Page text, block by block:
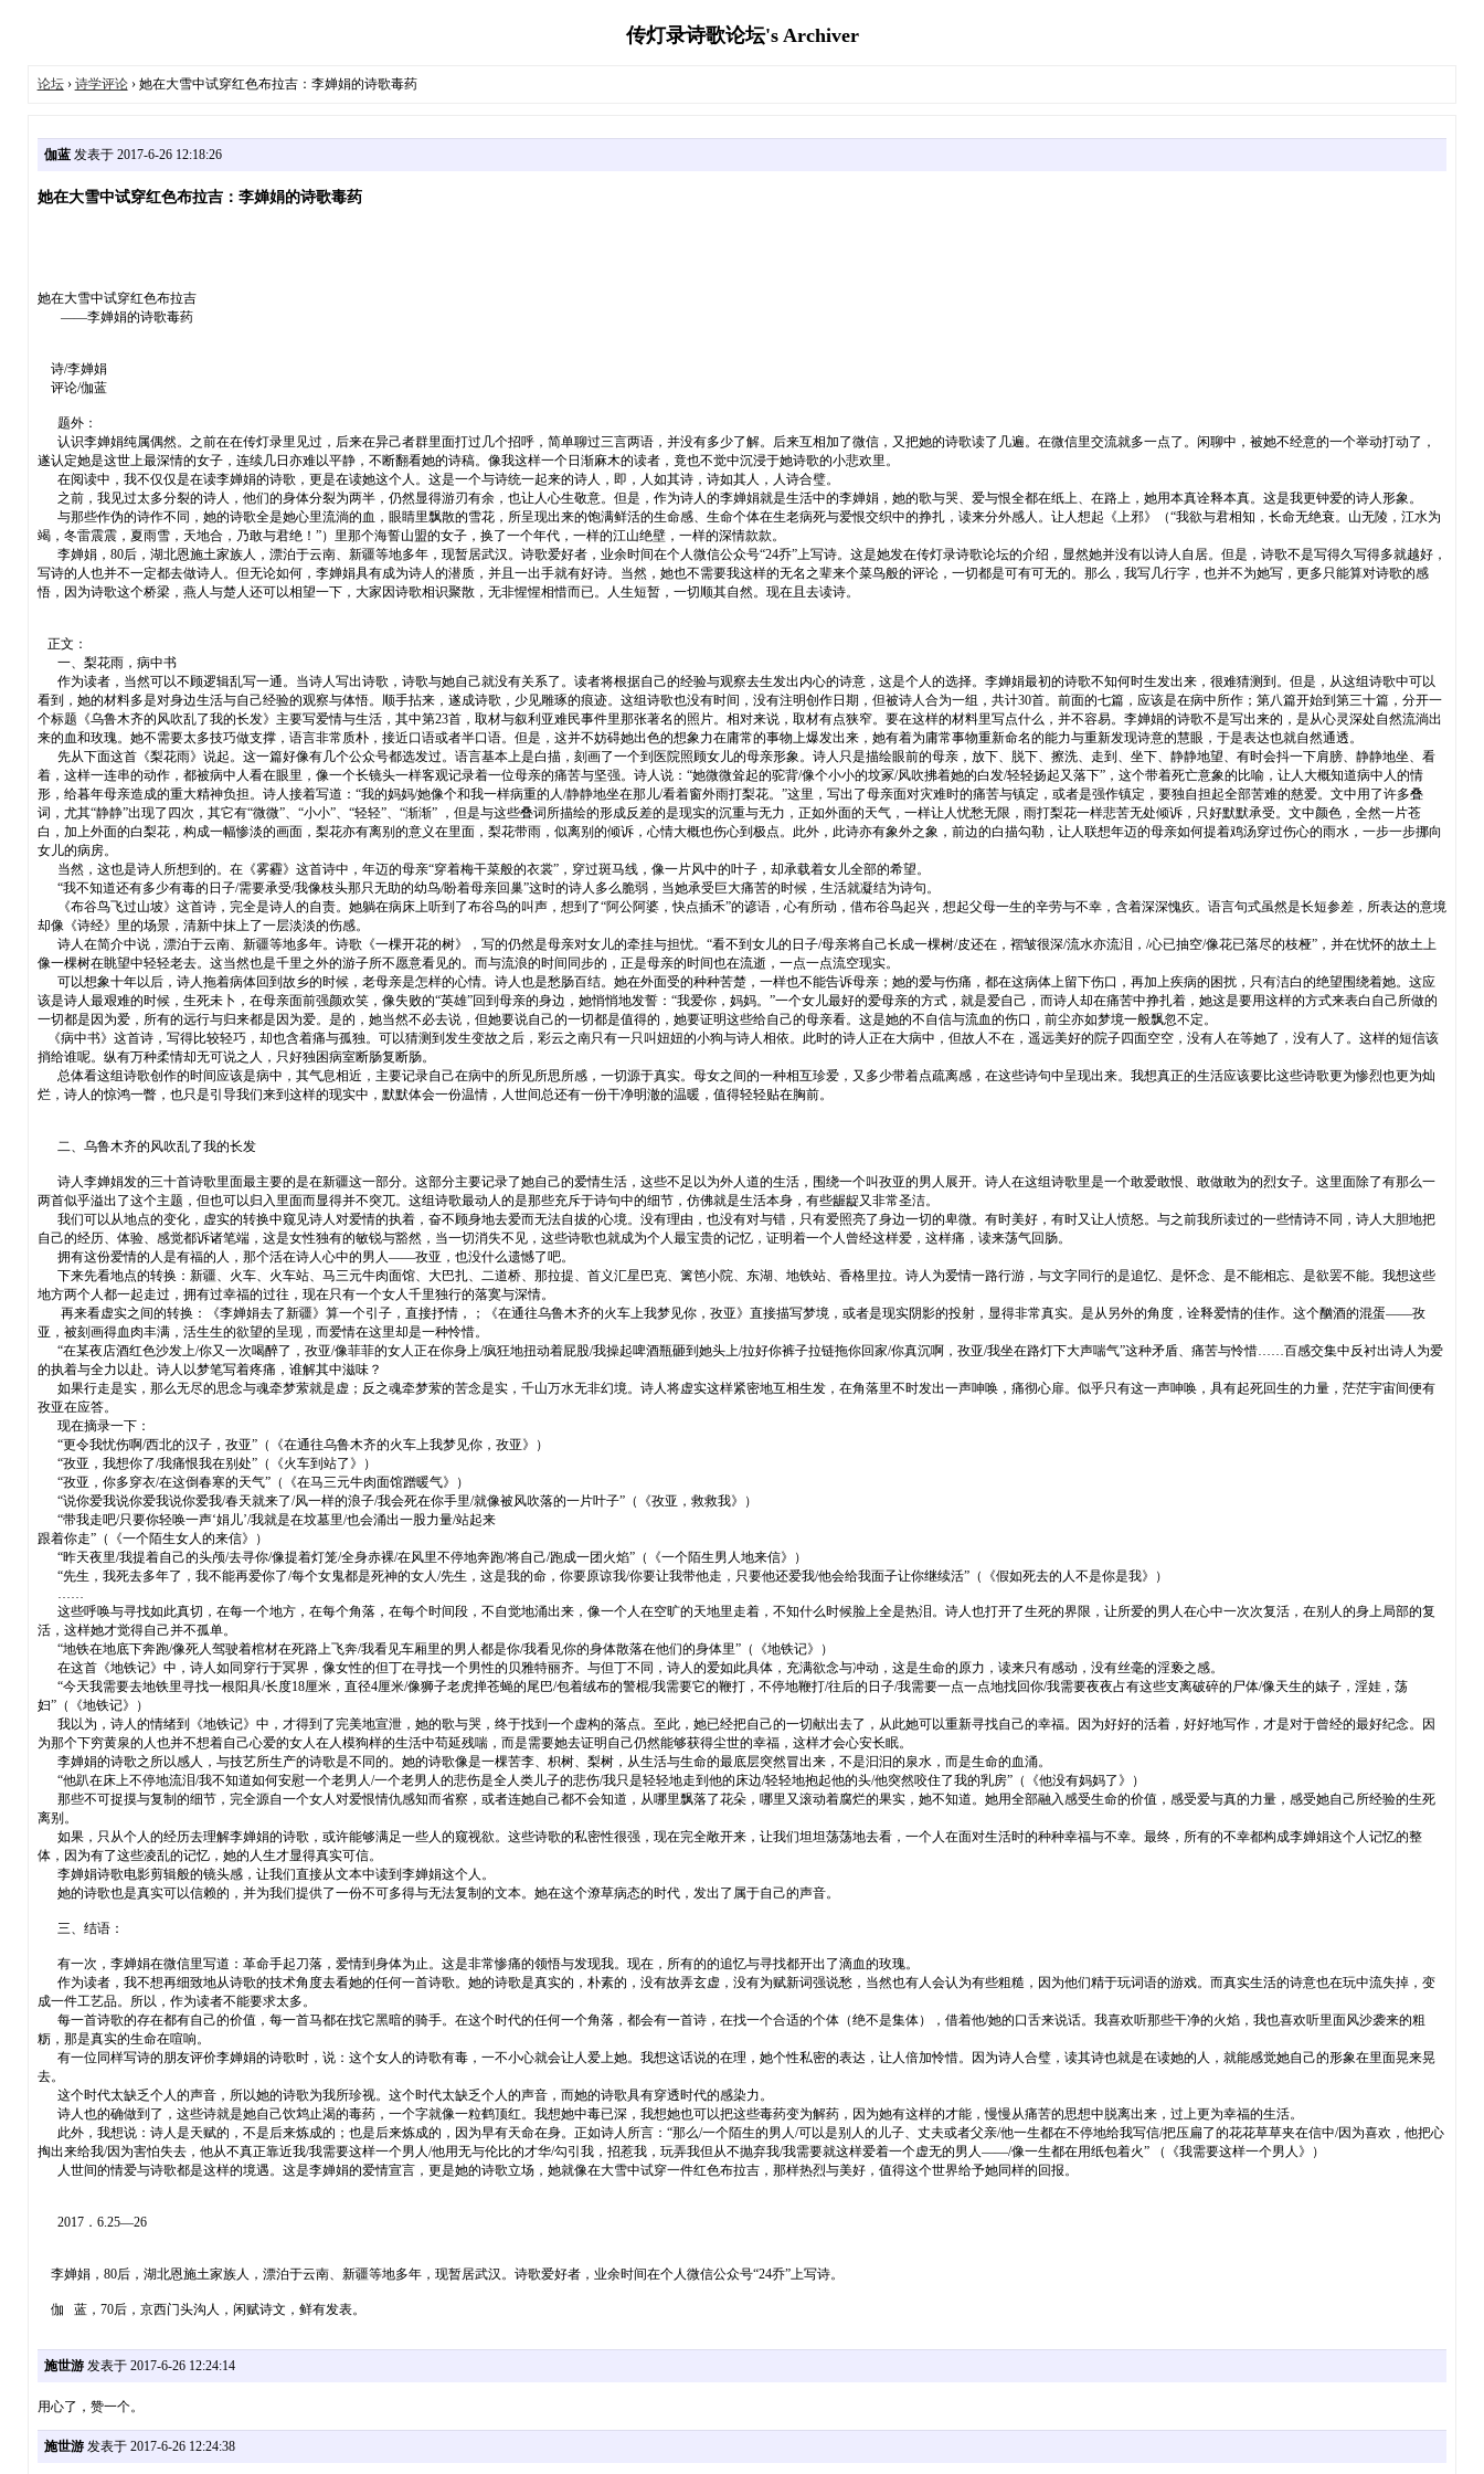
传灯录诗歌论坛's Archiver
论坛› 诗学评论› 她在大雪中试穿红色布拉吉：李婵娟的诗歌毒药
伽蓝发表于 2017-6-26 12:18:26
她在大雪中试穿红色布拉吉：李婵娟的诗歌毒药
她在大雪中试穿红色布拉吉
——李婵娟的诗歌毒药
诗/李婵娟
评论/伽蓝
题外：
认识李婵娟纯属偶然。之前在在传灯录里见过，后来在异己者群里面打过几个招呼，简单聊过三言两语，并没有多少了解。后来互相加了微信，又把她的诗歌读了几遍。在微信里交流就多一点了。闲聊中，被她不经意的一个举动打动了，
遂认定她是这世上最深情的女子，连续几日亦难以平静，不断翻看她的诗稿。像我这样一个日渐麻木的读者，竟也不觉中沉浸于她诗歌的小悲欢里。
在阅读中，我不仅仅是在读李婵娟的诗歌，更是在读她这个人。这是一个与诗统一起来的诗人，即，人如其诗，诗如其人，人诗合璧。
之前，我见过太多分裂的诗人，他们的身体分裂为两半，仍然显得游刃有余，也让人心生敬意。但是，作为诗人的李婵娟就是生活中的李婵娟，她的歌与哭、爱与恨全都在纸上、在路上，她用本真诠释本真。这是我更钟爱的诗人形象。
与那些作伪的诗作不同，她的诗歌全是她心里流淌的血，眼睛里飘散的雪花，所呈现出来的饱满鲜活的生命感、生命个体在生老病死与爱恨交织中的挣扎，读来分外感人。让人想起《上邪》（“我欲与君相知，长命无绝衰。山无陵，江水为
竭，冬雷震震，夏雨雪，天地合，乃敢与君绝！”）里那个海誓山盟的女子，换了一个年代，一样的江山绝壁，一样的深情款款。
李婵娟，80后，湖北恩施土家族人，漂泊于云南、新疆等地多年，现暂居武汉。诗歌爱好者，业余时间在个人微信公众号“24乔”上写诗。这是她发在传灯录诗歌论坛的介绍，显然她并没有以诗人自居。但是，诗歌不是写得久写得多就越好，
写诗的人也并不一定都去做诗人。但无论如何，李婵娟具有成为诗人的潜质，并且一出手就有好诗。当然，她也不需要我这样的无名之辈来个菜鸟般的评论，一切都是可有可无的。那么，我写几行字，也并不为她写，更多只能算对诗歌的感
悟，因为诗歌这个桥梁，燕人与楚人还可以相望一下，大家因诗歌相识聚散，无非惺惺相惜而已。人生短暂，一切顺其自然。现在且去读诗。
正文：
一、梨花雨，病中书
作为读者，当然可以不顾逻辑乱写一通。当诗人写出诗歌，诗歌与她自己就没有关系了。读者将根据自己的经验与观察去生发出内心的诗意，这是个人的选择。李婵娟最初的诗歌不知何时生发出来，很难猜测到。但是，从这组诗歌中可以
看到，她的材料多是对身边生活与自己经验的观察与体悟。顺手拈来，遂成诗歌，少见雕琢的痕迹。这组诗歌也没有时间，没有注明创作日期，但被诗人合为一组，共计30首。前面的七篇，应该是在病中所作；第八篇开始到第三十篇，分开一
个标题《乌鲁木齐的风吹乱了我的长发》主要写爱情与生活，其中第23首，取材与叙利亚难民事件里那张著名的照片。相对来说，取材有点狭窄。要在这样的材料里写点什么，并不容易。李婵娟的诗歌不是写出来的，是从心灵深处自然流淌出
来的血和玫瑰。她不需要太多技巧做支撑，语言非常质朴，接近口语或者半口语。但是，这并不妨碍她出色的想象力在庸常的事物上爆发出来，她有着为庸常事物重新命名的能力与重新发现诗意的慧眼，于是表达也就自然通透。
先从下面这首《梨花雨》说起。这一篇好像有几个公众号都选发过。语言基本上是白描，刻画了一个到医院照顾女儿的母亲形象。诗人只是描绘眼前的母亲，放下、脱下、擦洗、走到、坐下、静静地望、有时会抖一下肩膀、静静地坐、看
着，这样一连串的动作，都被病中人看在眼里，像一个长镜头一样客观记录着一位母亲的痛苦与坚强。诗人说：“她微微耸起的驼背/像个小小的坟冢/风吹拂着她的白发/轻轻扬起又落下”，这个带着死亡意象的比喻，让人大概知道病中人的情
形，给暮年母亲造成的重大精神负担。诗人接着写道：“我的妈妈/她像个和我一样病重的人/静静地坐在那儿/看着窗外雨打梨花。”这里，写出了母亲面对灾难时的痛苦与镇定，或者是强作镇定，要独自担起全部苦难的慈爱。文中用了许多叠
词，尤其“静静”出现了四次，其它有“微微”、“小小”、“轻轻”、“渐渐” ，但是与这些叠词所描绘的形成反差的是现实的沉重与无力，正如外面的天气，一样让人忧愁无限，雨打梨花一样悲苦无处倾诉，只好默默承受。文中颜色，全然一片苍
白，加上外面的白梨花，构成一幅惨淡的画面，梨花亦有离别的意义在里面，梨花带雨，似离别的倾诉，心情大概也伤心到极点。此外，此诗亦有象外之象，前边的白描勾勒，让人联想年迈的母亲如何提着鸡汤穿过伤心的雨水，一步一步挪向
女儿的病房。
当然，这也是诗人所想到的。在《雾霾》这首诗中，年迈的母亲“穿着梅干菜般的衣裳”，穿过斑马线，像一片风中的叶子，却承载着女儿全部的希望。
“我不知道还有多少有毒的日子/需要承受/我像枝头那只无助的幼鸟/盼着母亲回巢”这时的诗人多么脆弱，当她承受巨大痛苦的时候，生活就凝结为诗句。
《布谷鸟飞过山坡》这首诗，完全是诗人的自责。她躺在病床上听到了布谷鸟的叫声，想到了“阿公阿婆，快点插禾”的谚语，心有所动，借布谷鸟起兴，想起父母一生的辛劳与不幸，含着深深愧疚。语言句式虽然是长短参差，所表达的意境
却像《诗经》里的场景，清新中抹上了一层淡淡的伤感。
诗人在简介中说，漂泊于云南、新疆等地多年。诗歌《一棵开花的树》，写的仍然是母亲对女儿的牵挂与担忧。“看不到女儿的日子/母亲将自己长成一棵树/皮还在，褶皱很深/流水亦流泪，/心已抽空/像花已落尽的枝桠”，并在忧怀的故土上
像一棵树在眺望中轻轻老去。这当然也是千里之外的游子所不愿意看见的。而与流浪的时间同步的，正是母亲的时间也在流逝，一点一点流空现实。
可以想象十年以后，诗人拖着病体回到故乡的时候，老母亲是怎样的心情。诗人也是愁肠百结。她在外面受的种种苦楚，一样也不能告诉母亲；她的爱与伤痛，都在这病体上留下伤口，再加上疾病的困扰，只有洁白的绝望围绕着她。这应
该是诗人最艰难的时候，生死未卜，在母亲面前强颜欢笑，像失败的“英雄”回到母亲的身边，她悄悄地发誓：“我爱你，妈妈。”一个女儿最好的爱母亲的方式，就是爱自己，而诗人却在痛苦中挣扎着，她这是要用这样的方式来表白自己所做的
一切都是因为爱，所有的远行与归来都是因为爱。是的，她当然不必去说，但她要说自己的一切都是值得的，她要证明这些给自己的母亲看。这是她的不自信与流血的伤口，前尘亦如梦境一般飘忽不定。
《病中书》这首诗，写得比较轻巧，却也含着痛与孤独。可以猜测到发生变故之后，彩云之南只有一只叫妞妞的小狗与诗人相依。此时的诗人正在大病中，但故人不在，遥远美好的院子四面空空，没有人在等她了，没有人了。这样的短信该
捎给谁呢。纵有万种柔情却无可说之人，只好独困病室断肠复断肠。
总体看这组诗歌创作的时间应该是病中，其气息相近，主要记录自己在病中的所见所思所感，一切源于真实。母女之间的一种相互珍爱，又多少带着点疏离感，在这些诗句中呈现出来。我想真正的生活应该要比这些诗歌更为惨烈也更为灿
烂，诗人的惊鸿一瞥，也只是引导我们来到这样的现实中，默默体会一份温情，人世间总还有一份干净明澈的温暖，值得轻轻贴在胸前。
二、乌鲁木齐的风吹乱了我的长发
诗人李婵娟发的三十首诗歌里面最主要的是在新疆这一部分。这部分主要记录了她自己的爱情生活，这些不足以为外人道的生活，围绕一个叫孜亚的男人展开。诗人在这组诗歌里是一个敢爱敢恨、敢做敢为的烈女子。这里面除了有那么一
两首似乎溢出了这个主题，但也可以归入里面而显得并不突兀。这组诗歌最动人的是那些充斥于诗句中的细节，仿佛就是生活本身，有些龌龊又非常圣洁。
我们可以从地点的变化，虚实的转换中窥见诗人对爱情的执着，奋不顾身地去爱而无法自拔的心境。没有理由，也没有对与错，只有爱照亮了身边一切的卑微。有时美好，有时又让人愤怒。与之前我所读过的一些情诗不同，诗人大胆地把
自己的经历、体验、感觉都诉诸笔端，这是女性独有的敏锐与豁然，当一切消失不见，这些诗歌也就成为个人最宝贵的记忆，证明着一个人曾经这样爱，这样痛，读来荡气回肠。
拥有这份爱情的人是有福的人，那个活在诗人心中的男人——孜亚，也没什么遗憾了吧。
下来先看地点的转换：新疆、火车、火车站、马三元牛肉面馆、大巴扎、二道桥、那拉提、首义汇星巴克、篱笆小院、东湖、地铁站、香格里拉。诗人为爱情一路行游，与文字同行的是追忆、是怀念、是不能相忘、是欲罢不能。我想这些
地方两个人都一起走过，拥有过幸福的过往，现在只有一个女人千里独行的落寞与深情。
再来看虚实之间的转换：《李婵娟去了新疆》算一个引子，直接抒情，；《在通往乌鲁木齐的火车上我梦见你，孜亚》直接描写梦境，或者是现实阴影的投射，显得非常真实。是从另外的角度，诠释爱情的佳作。这个酗酒的混蛋——孜
亚，被刻画得血肉丰满，活生生的欲望的呈现，而爱情在这里却是一种怜惜。
“在某夜店酒红色沙发上/你又一次喝醉了，孜亚/像菲菲的女人正在你身上/疯狂地扭动着屁股/我操起啤酒瓶砸到她头上/拉好你裤子拉链拖你回家/你真沉啊，孜亚/我坐在路灯下大声喘气”这种矛盾、痛苦与怜惜……百感交集中反衬出诗人为爱
的执着与全力以赴。诗人以梦笔写着疼痛，谁解其中滋味？
如果行走是实，那么无尽的思念与魂牵梦萦就是虚；反之魂牵梦萦的苦念是实，千山万水无非幻境。诗人将虚实这样紧密地互相生发，在角落里不时发出一声呻唤，痛彻心扉。似乎只有这一声呻唤，具有起死回生的力量，茫茫宇宙间便有
孜亚在应答。
现在摘录一下：
“更令我忧伤啊/西北的汉子，孜亚”（《在通往乌鲁木齐的火车上我梦见你，孜亚》）
“孜亚，我想你了/我痛恨我在别处”（《火车到站了》）
“孜亚，你多穿衣/在这倒春寒的天气”（《在马三元牛肉面馆蹭暖气》）
“说你爱我说你爱我说你爱我/春天就来了/风一样的浪子/我会死在你手里/就像被风吹落的一片叶子”（《孜亚，救救我》）
“带我走吧/只要你轻唤一声‘娟儿’/我就是在坟墓里/也会涌出一股力量/站起来
跟着你走”（《一个陌生女人的来信》）
“昨天夜里/我提着自己的头颅/去寻你/像提着灯笼/全身赤裸/在风里不停地奔跑/将自己/跑成一团火焰”（《一个陌生男人地来信》）
“先生，我死去多年了，我不能再爱你了/每个女鬼都是死神的女人/先生，这是我的命，你要原谅我/你要让我带他走，只要他还爱我/他会给我面子让你继续活”（《假如死去的人不是你是我》）
……
这些呼唤与寻找如此真切，在每一个地方，在每个角落，在每个时间段，不自觉地涌出来，像一个人在空旷的天地里走着，不知什么时候脸上全是热泪。诗人也打开了生死的界限，让所爱的男人在心中一次次复活，在别人的身上局部的复
活，这样她才觉得自己并不孤单。
“地铁在地底下奔跑/像死人驾驶着棺材在死路上飞奔/我看见车厢里的男人都是你/我看见你的身体散落在他们的身体里”（《地铁记》）
在这首《地铁记》中，诗人如同穿行于冥界，像女性的但丁在寻找一个男性的贝雅特丽齐。与但丁不同，诗人的爱如此具体，充满欲念与冲动，这是生命的原力，读来只有感动，没有丝毫的淫亵之感。
“今天我需要去地铁里寻找一根阳具/长度18厘米，直径4厘米/像狮子老虎掸苍蝇的尾巴/包着绒布的警棍/我需要它的鞭打，不停地鞭打/往后的日子/我需要一点一点地找回你/我需要夜夜占有这些支离破碎的尸体/像天生的婊子，淫娃，荡
妇”（《地铁记》）
我以为，诗人的情绪到《地铁记》中，才得到了完美地宣泄，她的歌与哭，终于找到一个虚构的落点。至此，她已经把自己的一切献出去了，从此她可以重新寻找自己的幸福。因为好好的活着，好好地写作，才是对于曾经的最好纪念。因
为那个下穷黄泉的人也并不想着自己心爱的女人在人模狗样的生活中苟延残喘，而是需要她去证明自己仍然能够获得尘世的幸福，这样才会心安长眠。
李婵娟的诗歌之所以感人，与技艺所生产的诗歌是不同的。她的诗歌像是一棵苦李、枳树、梨树，从生活与生命的最底层突然冒出来，不是汩汩的泉水，而是生命的血涌。
“他趴在床上不停地流泪/我不知道如何安慰一个老男人/一个老男人的悲伤是全人类儿子的悲伤/我只是轻轻地走到他的床边/轻轻地抱起他的头/他突然咬住了我的乳房”（《他没有妈妈了》）
那些不可捉摸与复制的细节，完全源自一个女人对爱恨情仇感知而省察，或者连她自己都不会知道，从哪里飘落了花朵，哪里又滚动着腐烂的果实，她不知道。她用全部融入感受生命的价值，感受爱与真的力量，感受她自己所经验的生死
离别。
如果，只从个人的经历去理解李婵娟的诗歌，或许能够满足一些人的窥视欲。这些诗歌的私密性很强，现在完全敞开来，让我们坦坦荡荡地去看，一个人在面对生活时的种种幸福与不幸。最终，所有的不幸都构成李婵娟这个人记忆的整
体，因为有了这些凌乱的记忆，她的人生才显得真实可信。
李婵娟诗歌电影剪辑般的镜头感，让我们直接从文本中读到李婵娟这个人。
她的诗歌也是真实可以信赖的，并为我们提供了一份不可多得与无法复制的文本。她在这个潦草病态的时代，发出了属于自己的声音。
三、结语：
有一次，李婵娟在微信里写道：革命手起刀落，爱情到身体为止。这是非常惨痛的领悟与发现我。现在，所有的的追忆与寻找都开出了滴血的玫瑰。
作为读者，我不想再细致地从诗歌的技术角度去看她的任何一首诗歌。她的诗歌是真实的，朴素的，没有故弄玄虚，没有为赋新词强说愁，当然也有人会认为有些粗糙，因为他们精于玩词语的游戏。而真实生活的诗意也在玩中流失掉，变
成一件工艺品。所以，作为读者不能要求太多。
每一首诗歌的存在都有自己的价值，每一首马都在找它黑暗的骑手。在这个时代的任何一个角落，都会有一首诗，在找一个合适的个体（绝不是集体），借着他/她的口舌来说话。我喜欢听那些干净的火焰，我也喜欢听里面风沙袭来的粗
粝，那是真实的生命在喧响。
有一位同样写诗的朋友评价李婵娟的诗歌时，说：这个女人的诗歌有毒，一不小心就会让人爱上她。我想这话说的在理，她个性私密的表达，让人倍加怜惜。因为诗人合璧，读其诗也就是在读她的人，就能感觉她自己的形象在里面晃来晃
去。
这个时代太缺乏个人的声音，所以她的诗歌为我所珍视。这个时代太缺乏个人的声音，而她的诗歌具有穿透时代的感染力。
诗人也的确做到了，这些诗就是她自己饮鸩止渴的毒药，一个字就像一粒鹤顶红。我想她中毒已深，我想她也可以把这些毒药变为解药，因为她有这样的才能，慢慢从痛苦的思想中脱离出来，过上更为幸福的生活。
此外，我想说：诗人是天赋的，不是后来炼成的；也是后来炼成的，因为早有天命在身。正如诗人所言：“那么/一个陌生的男人/可以是别人的儿子、丈夫或者父亲/他一生都在不停地给我写信/把压扁了的花花草草夹在信中/因为喜欢，他把心
掏出来给我/因为害怕失去，他从不真正靠近我/我需要这样一个男人/他用无与伦比的才华/勾引我，招惹我，玩弄我但从不抛弃我/我需要就这样爱着一个虚无的男人——/像一生都在用纸包着火” （《我需要这样一个男人》）
人世间的情爱与诗歌都是这样的境遇。这是李婵娟的爱情宣言，更是她的诗歌立场，她就像在大雪中试穿一件红色布拉吉，那样热烈与美好，值得这个世界给予她同样的回报。
2017．6.25—26
李婵娟，80后，湖北恩施土家族人，漂泊于云南、新疆等地多年，现暂居武汉。诗歌爱好者，业余时间在个人微信公众号“24乔”上写诗。
伽 蓝，70后，京西门头沟人，闲赋诗文，鲜有发表。
施世游发表于 2017-6-26 12:24:14
用心了，赞一个。
施世游发表于 2017-6-26 12:24:38